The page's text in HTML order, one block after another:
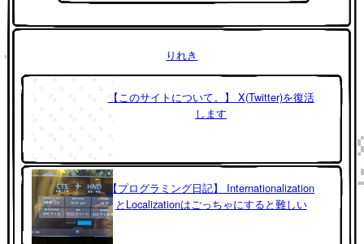
りれき
【このサイトについて。】 X(Twitter)を復活
します
【プログラミング日記】 Internationalization
とLocalizationはごっちゃにすると難しい